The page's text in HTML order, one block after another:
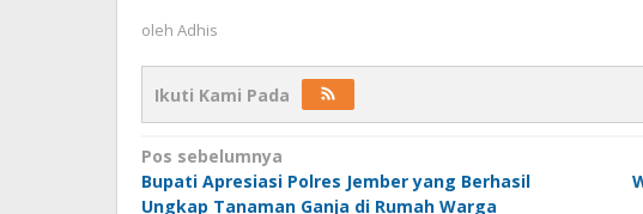
oleh Adhis
Ikuti Kami Pada
Navigasi
pos
Pos sebelumnya
Bupati Apresiasi Polres Jember yang Berhasil
Ungkap Tanaman Ganja di Rumah Warga